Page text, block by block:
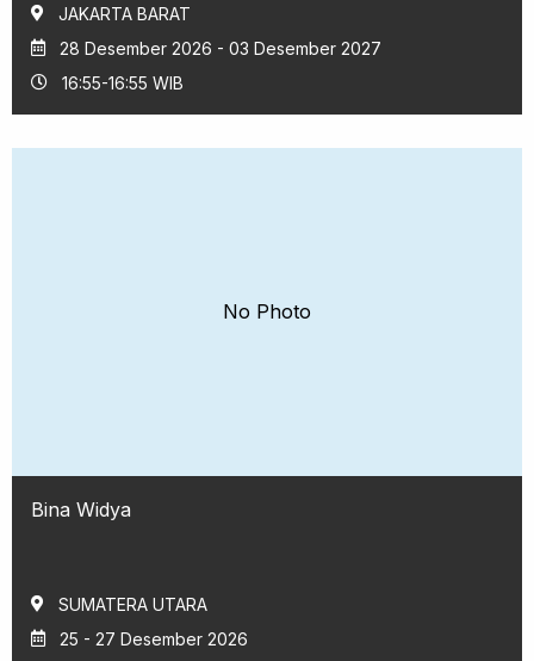
JAKARTA BARAT
28 Desember 2026 - 03 Desember 2027
16:55-16:55 WIB
No Photo
Bina Widya
SUMATERA UTARA
25 - 27 Desember 2026